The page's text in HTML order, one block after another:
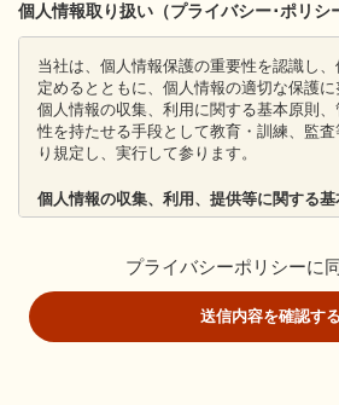
個人情報取り扱い（プライバシー･ポリシ
当社は、個人情報保護の重要性を認識し
定めるとともに、個人情報の適切な保護に
個人情報の収集、利用に関する基本原則
性を持たせる手段として教育・訓練、監
り規定し、実行して参ります。
個人情報の収集、利用、提供等に関する基
収集にあたっては、利用目的を明確に
個人の利益を侵害する可能性が高い機
な同意がある場合または法令等の裏付
プライバシーポリシーに
送信内容を確認する